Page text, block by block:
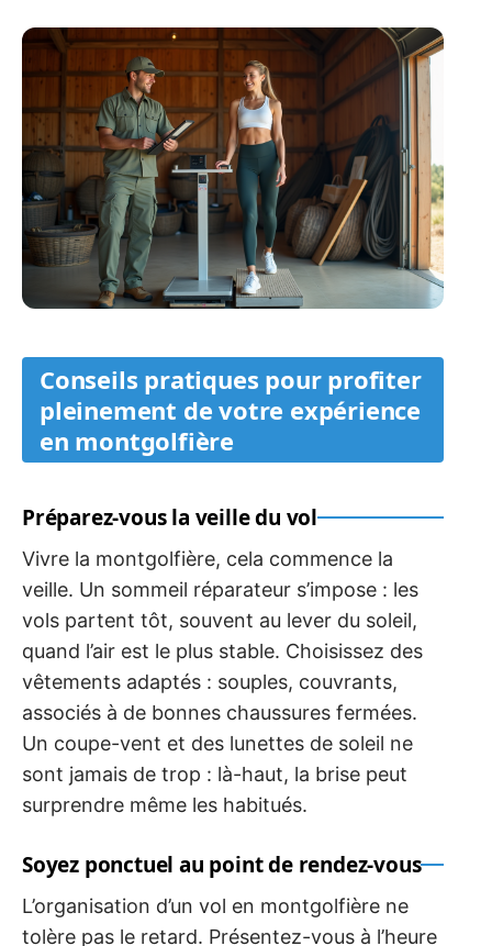
Conseils pratiques pour profiter
pleinement de votre expérience
en montgolfière
Préparez-vous la veille du vol
Vivre la montgolfière, cela commence la
veille. Un sommeil réparateur s’impose : les
vols partent tôt, souvent au lever du soleil,
quand l’air est le plus stable. Choisissez des
vêtements adaptés : souples, couvrants,
associés à de bonnes chaussures fermées.
Un coupe-vent et des lunettes de soleil ne
sont jamais de trop : là-haut, la brise peut
surprendre même les habitués.
Soyez ponctuel au point de rendez-vous
L’organisation d’un vol en montgolfière ne
tolère pas le retard. Présentez-vous à l’heure